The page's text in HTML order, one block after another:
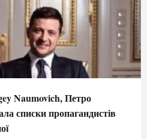
Naumovich, Петро
списки пропагандистів